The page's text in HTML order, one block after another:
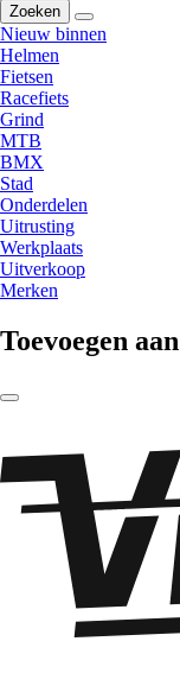
Zoeken
Nieuw binnen
Helmen
Fietsen
Racefiets
Grind
MTB
BMX
Stad
Onderdelen
Uitrusting
Werkplaats
Uitverkoop
Merken
Toevoegen